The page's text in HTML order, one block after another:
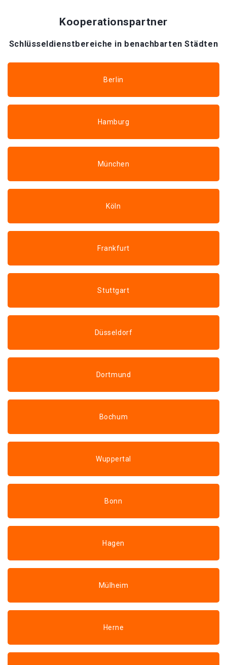
Kooperationspartner
Schlüsseldienstbereiche in benachbarten Städten
Berlin
Hamburg
München
Köln
Frankfurt
Stuttgart
Düsseldorf
Dortmund
Bochum
Wuppertal
Bonn
Hagen
Mülheim
Herne